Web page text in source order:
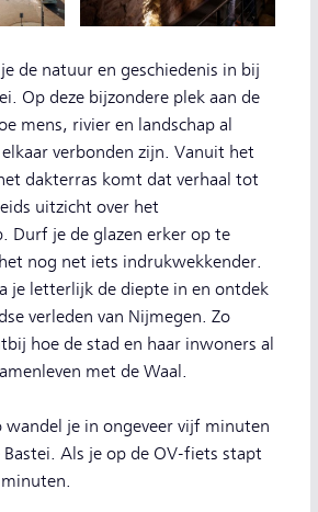
de natuur en geschiedenis in bij
Op deze bijzondere plek aan de
mens, rivier en landschap al
verbonden zijn. Vanuit het
dakterras komt dat verhaal tot
uitzicht over het
Durf je de glazen erker op te
nog net iets indrukwekkender.
je letterlijk de diepte in en ontdek
verleden van Nijmegen. Zo
hoe de stad en haar inwoners al
met de Waal.
je in ongeveer vijf minuten
Bastei. Als je op de OV-fiets stapt